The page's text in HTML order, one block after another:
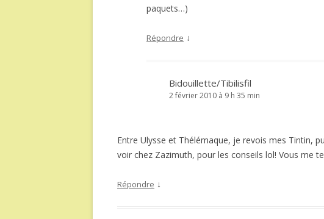
paquets…)
Répondre ↓
Bidouillette/Tibilisfil
2 février 2010 à 9 h 35 min
Entre Ulysse et Thélémaque, je revois mes Tintin,
voir chez Zazimuth, pour les conseils lol! Vous me
Répondre ↓